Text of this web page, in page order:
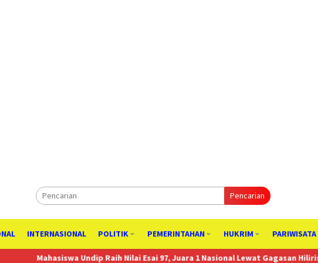
Pencarian
INTERNASIONAL POLITIK PEMERINTAHAN HUKRIM PARIWISATA
Undip Raih Nilai Esai 97, Juara 1 Nasional Lewat Gagasan Hilirisasi Rumput Laut